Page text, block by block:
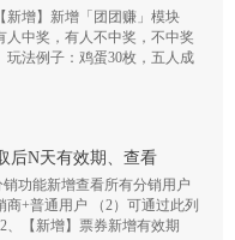
新增】新增「团团赚」模块
人中奖，有人不中奖，不中奖
玩法例子：鸡蛋30枚，五人成
后N天有效期、查看
功能新增查看所有分销用户
+普通用户 （2）可通过此列
、【新增】票券新增有效期